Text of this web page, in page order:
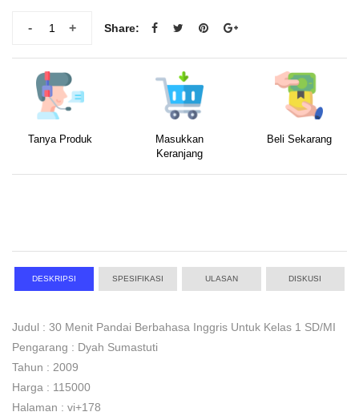
+
- Share:
Tanya Produk
Masukkan
Keranjang
Beli Sekarang
DESKRIPSI SPESIFIKASI ULASAN DISKUSI
Judul : 30 Menit Pandai Berbahasa Inggris Untuk Kelas 1 SD/MI
Pengarang : Dyah Sumastuti
Tahun : 2009
Harga : 115000
Halaman : vi+178